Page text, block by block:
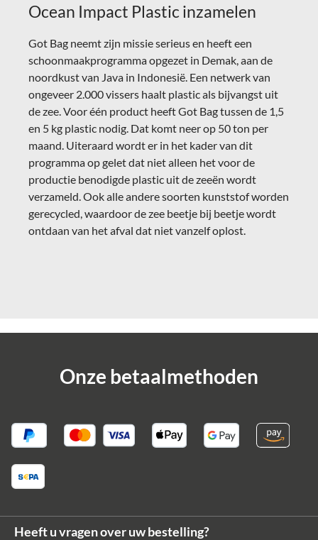
Ocean Impact Plastic inzamelen
Got Bag neemt zijn missie serieus en heeft een
schoonmaakprogramma opgezet in Demak, aan de
noordkust van Java in Indonesië. Een netwerk van
ongeveer 2.000 vissers haalt plastic als bijvangst uit
de zee. Voor één product heeft Got Bag tussen de 1,5
en 5 kg plastic nodig. Dat komt neer op 50 ton per
maand. Uiteraard wordt er in het kader van dit
programma op gelet dat niet alleen het voor de
productie benodigde plastic uit de zeeën wordt
verzameld. Ook alle andere soorten kunststof worden
gerecycled, waardoor de zee beetje bij beetje wordt
ontdaan van het afval dat niet vanzelf oplost.
Onze betaalmethoden
Heeft u vragen over uw bestelling?